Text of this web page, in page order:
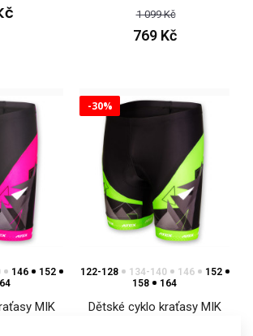
1 099 Kč
769 Kč
146
152
MIK
-30%
122-128 134-140 146
152
158
164
Dětské cyklo kraťasy MIK